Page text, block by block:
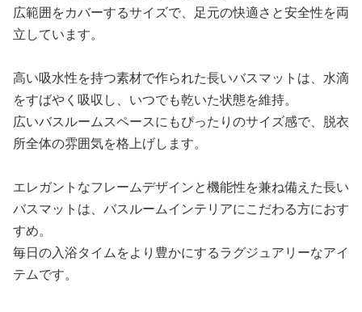
広範囲をカバーするサイズで、足元の快適さと安全性を両
立しています。
高い吸水性を持つ素材で作られた長いバスマットは、水滴
をすばやく吸収し、いつでも乾いた状態を維持。
広いバスルームスペースにもぴったりのサイズ感で、脱衣
所全体の雰囲気を格上げします。
エレガントなフレームデザインと機能性を兼ね備えた長い
バスマットは、バスルームインテリアにこだわる方におす
すめ。
毎日の入浴タイムをより豊かにするラグジュアリーなアイ
テムです。